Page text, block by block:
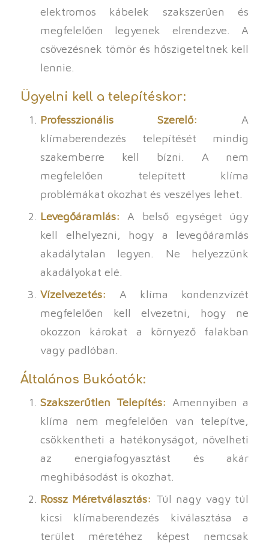
elektromos kábelek szakszerűen és
megfelelően legyenek elrendezve. A
csövezésnek tömör és hőszigeteltnek kell
lennie.
Ügyelni kell a telepítéskor:
Professzionális Szerelő: A
klímaberendezés telepítését mindig
szakemberre kell bízni. A nem
megfelelően telepített klíma
problémákat okozhat és veszélyes lehet.
Levegőáramlás: A belső egységet úgy
kell elhelyezni, hogy a levegőáramlás
akadálytalan legyen. Ne helyezzünk
akadályokat elé.
Vízelvezetés: A klíma kondenzvízét
megfelelően kell elvezetni, hogy ne
okozzon károkat a környező falakban
vagy padlóban.
Általános Bukóatók:
Szakszerűtlen Telepítés: Amennyiben a
klíma nem megfelelően van telepítve,
csökkentheti a hatékonyságot, növelheti
az energiafogyasztást és akár
meghibásodást is okozhat.
Rossz Méretválasztás: Túl nagy vagy túl
kicsi klímaberendezés kiválasztása a
terület méretéhez képest nemcsak